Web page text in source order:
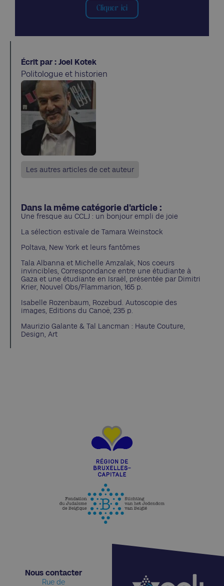
Cliquer ici
Écrit par : Joel Kotek
Politologue et historien
Les autres articles de cet auteur
Dans la même catégorie d'article :
Une fresque au CCLJ : un bonjour empli de joie
La sélection estivale de Tamara Weinstock
Poltava, New York et leurs fantômes
Tala Albanna et Michelle Amzalak, Nos coeurs
invincibles, Correspondance entre une étudiante à
Gaza et une étudiante en Israël, présentée par Dimitri
Krier, Nouvel Obs/Flammarion, 165 p.
Isabelle Rozenbaum, Rozebud. Autoscopie des
images, Editions du Canoë, 235 p.
Maurizio Galante & Tal Lancman : Haute Couture,
Design, Art
Nous contacter​
Rue de